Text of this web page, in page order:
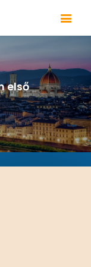
első